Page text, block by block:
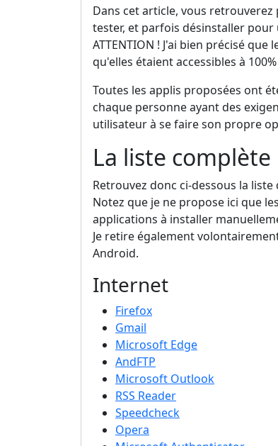
Dans cet article, vous
tester, et parfois désinstaller
ATTENTION ! J'ai bien précisé que
qu'elles étaient accessibles à
Toutes les applis proposées ont
chaque personne ayant des
utilisateur à se faire son propre
La liste complète
Retrouvez donc ci-dessous la
Notez que je ne propose ici que
applications à installer
Je retire également
Android.
Internet
Firefox
Gmail
Microsoft Edge
AndFTP
Microsoft Outlook
RSS Reader
Speedcheck
Opera